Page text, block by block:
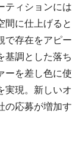
ティションには
間に仕上げると
で存在をアピー
基調とした落ち
ーを差し色に使
実現。新しいオ
の応募が増加す